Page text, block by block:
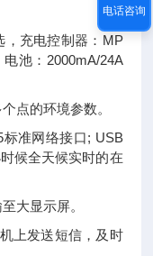
充电控制器：MP
池：2000mA/24A
点的环境参数。
准网络接口; USB
候全天候实时的在
大显示屏。
上发送短信，及时
电话咨询